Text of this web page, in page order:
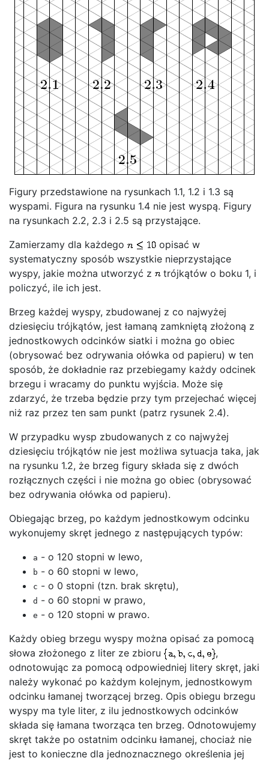
Figury przedstawione na rysunkach 1.1, 1.2 i 1.3 są
wyspami. Figura na rysunku 1.4 nie jest wyspą. Figury
na rysunkach 2.2, 2.3 i 2.5 są przystające.
Zamierzamy dla każdego
opisać w
systematyczny sposób wszystkie nieprzystające
wyspy, jakie można utworzyć z
trójkątów o boku 1, i
policzyć, ile ich jest.
Brzeg każdej wyspy, zbudowanej z co najwyżej
dziesięciu trójkątów, jest łamaną zamkniętą złożoną z
jednostkowych odcinków siatki i można go obiec
(obrysować bez odrywania ołówka od papieru) w ten
sposób, że dokładnie raz przebiegamy każdy odcinek
brzegu i wracamy do punktu wyjścia. Może się
zdarzyć, że trzeba będzie przy tym przejechać więcej
niż raz przez ten sam punkt (patrz rysunek 2.4).
W przypadku wysp zbudowanych z co najwyżej
dziesięciu trójkątów nie jest możliwa sytuacja taka, jak
na rysunku 1.2, że brzeg figury składa się z dwóch
rozłącznych części i nie można go obiec (obrysować
bez odrywania ołówka od papieru).
Obiegając brzeg, po każdym jednostkowym odcinku
wykonujemy skręt jednego z następujących typów:
a - o 120 stopni w lewo,
b - o 60 stopni w lewo,
c - o 0 stopni (tzn. brak skrętu),
d - o 60 stopni w prawo,
e - o 120 stopni w prawo.
Każdy obieg brzegu wyspy można opisać za pomocą
słowa złożonego z liter ze zbioru
,
odnotowując za pomocą odpowiedniej litery skręt, jaki
należy wykonać po każdym kolejnym, jednostkowym
odcinku łamanej tworzącej brzeg. Opis obiegu brzegu
wyspy ma tyle liter, z ilu jednostkowych odcinków
składa się łamana tworząca ten brzeg. Odnotowujemy
skręt także po ostatnim odcinku łamanej, chociaż nie
jest to konieczne dla jednoznacznego określenia jej